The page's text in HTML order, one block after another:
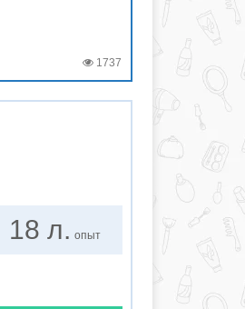
1737
18 л. опыт